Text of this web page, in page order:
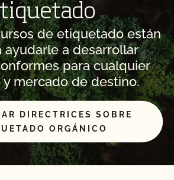
de etiquetado están
ayudarle a desarrollar
para cualquier
mercado de destino.
DIRECTRICES SOBRE
ORGÁNICO